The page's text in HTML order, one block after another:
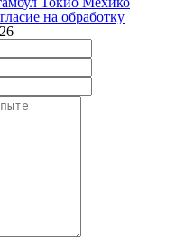
на обработку